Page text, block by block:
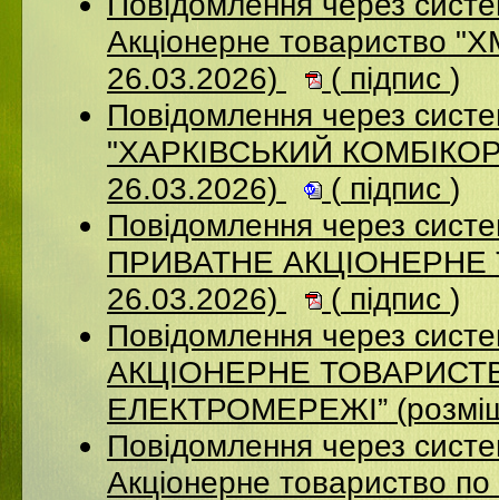
Акціонерне
26.03.2026)
( підпис )
Повідомлення через
"ХАРКІВСЬКИЙ
26.03.2026)
( підпис )
Повідомлення через
ПРИВАТНЕ АКЦІОНЕРНЕ
26.03.2026)
( підпис )
Повідомлення через
АКЦІОНЕРНЕ
ЕЛЕКТРОМЕРЕЖІ”
Повідомлення через
Акціонерне товариство по